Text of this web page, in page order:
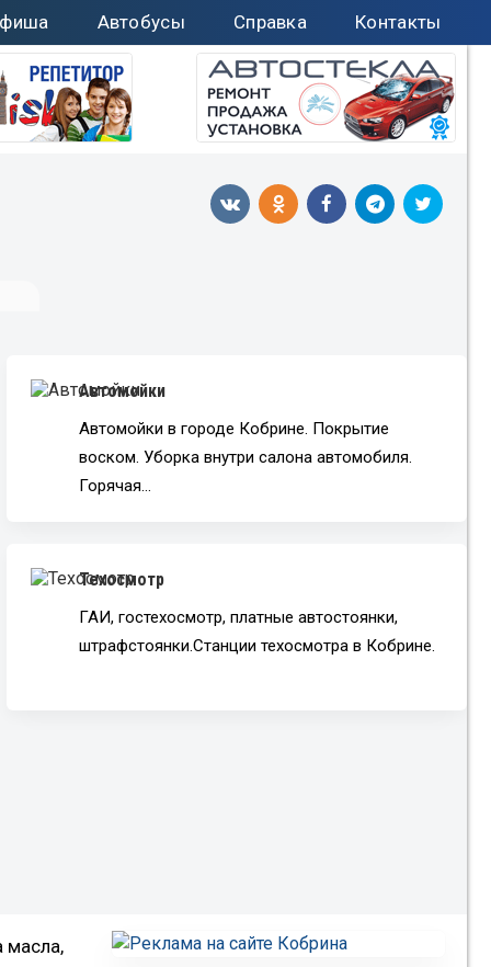
Автобусы Справка Контакты
Автомойки
Автомойки в городе Кобрине. Покрытие
воском. Уборка внутри салона автомобиля.
Горячая…
Техосмотр
ГАИ, гостехосмотр, платные автостоянки,
штрафстоянки.Станции техосмотра в Кобрине.
масла,